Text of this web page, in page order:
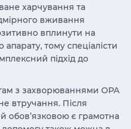
харчування та
вживання
вплинути на
тому спеціалісти
підхід до
з захворюваннями ОРА
втручання. Після
обов’язковою є грамотна